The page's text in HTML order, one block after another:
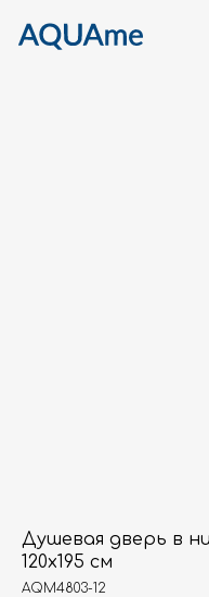
Душевая дверь в
120х195 см
AQM4803-12